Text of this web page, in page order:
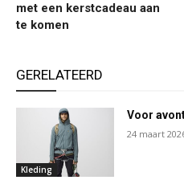
met een kerstcadeau aan
te komen
GERELATEERD
Kleding
Voor
24 maart